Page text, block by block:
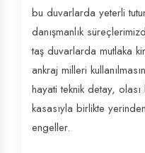
bu duvarlarda yeterli
danışmanlık
taş duvarlarda mutlaka
ankraj milleri
hayati teknik detay,
kasasıyla birlikte
engeller.